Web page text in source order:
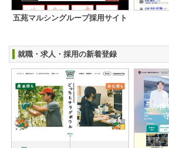
五苑マルシングループ採用サイト
就職・求人・採用の新着登録